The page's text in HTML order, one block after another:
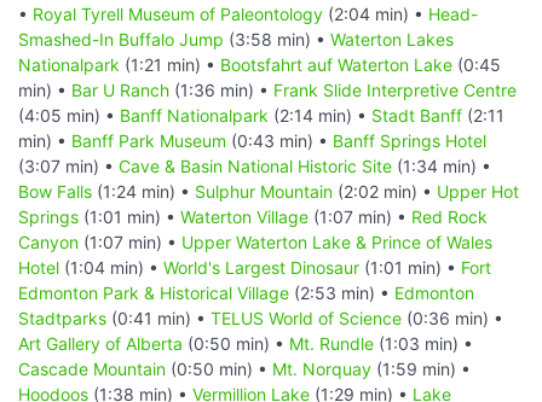
• Royal Tyrell Museum of Paleontology (2:04 min) • Head-
Smashed-In Buffalo Jump (3:58 min) • Waterton Lakes
Nationalpark (1:21 min) • Bootsfahrt auf Waterton Lake (0:45
min) • Bar U Ranch (1:36 min) • Frank Slide Interpretive Centre
(4:05 min) • Banff Nationalpark (2:14 min) • Stadt Banff (2:11
min) • Banff Park Museum (0:43 min) • Banff Springs Hotel
(3:07 min) • Cave & Basin National Historic Site (1:34 min) •
Bow Falls (1:24 min) • Sulphur Mountain (2:02 min) • Upper Hot
Springs (1:01 min) • Waterton Village (1:07 min) • Red Rock
Canyon (1:07 min) • Upper Waterton Lake & Prince of Wales
Hotel (1:04 min) • World's Largest Dinosaur (1:01 min) • Fort
Edmonton Park & Historical Village (2:53 min) • Edmonton
Stadtparks (0:41 min) • TELUS World of Science (0:36 min) •
Art Gallery of Alberta (0:50 min) • Mt. Rundle (1:03 min) •
Cascade Mountain (0:50 min) • Mt. Norquay (1:59 min) •
Hoodoos (1:38 min) • Vermillion Lake (1:29 min) • Lake